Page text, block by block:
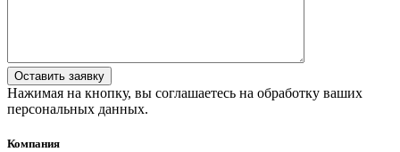
Нажимая на кнопку, вы соглашаетесь на обработку ваших
персональных данных.
Компания